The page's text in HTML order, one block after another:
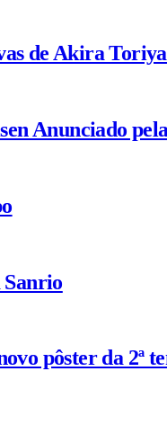
de Akira
Anunciado
pôster da 2ª